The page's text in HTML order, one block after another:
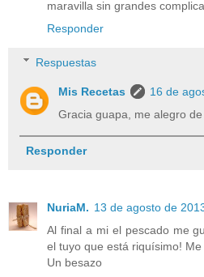
maravilla sin grandes
Responder
Respuestas
Mis Recetas
16 de
Gracia guapa, me alegro
Responder
NuriaM. 13 de agosto de
Al final a mi el pescado me
el tuyo que está riquísimo!
Un besazo